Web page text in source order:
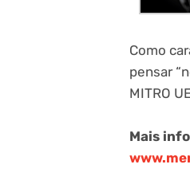
Como
pensar
MITRO
Mais